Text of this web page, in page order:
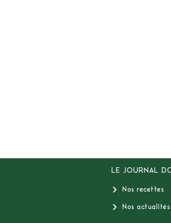
LE JOURNAL
Nos recettes
Nos actualités